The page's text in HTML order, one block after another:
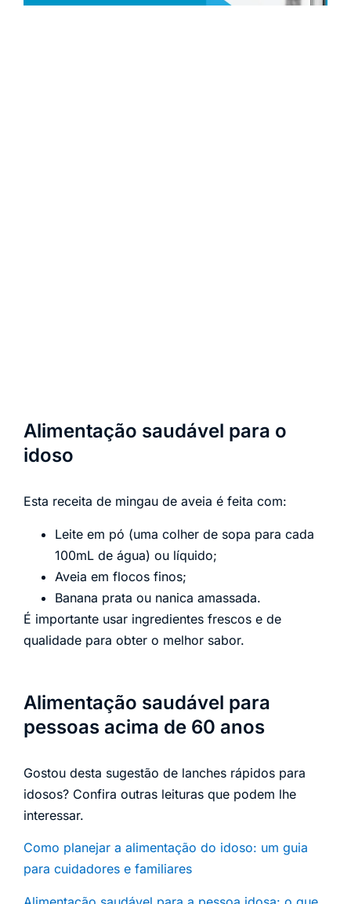
Alimentação saudável para o
idoso
Esta receita de mingau de aveia é feita com:
Leite em pó (uma colher de sopa para cada
100mL de água) ou líquido;
Aveia em flocos finos;
Banana prata ou nanica amassada.
É importante usar ingredientes frescos e de
qualidade para obter o melhor sabor.
Alimentação saudável para
pessoas acima de 60 anos
Gostou desta sugestão de lanches rápidos para
idosos? Confira outras leituras que podem lhe
interessar.
Como planejar a alimentação do idoso: um guia
para cuidadores e familiares